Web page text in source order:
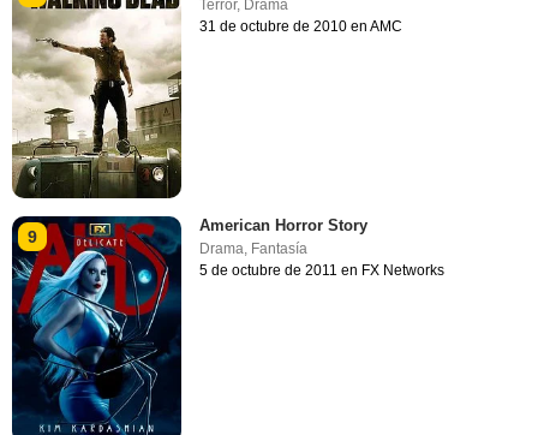
Terror, Drama
31 de octubre de 2010 en AMC
9
American Horror Story
Drama, Fantasía
5 de octubre de 2011 en FX Networks